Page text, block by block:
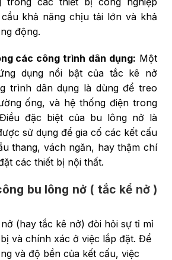
khả năng chịu tải lớn và khả
động.
các công trình dân dụng: Một
dụng nổi bật của tắc kê nở
trình dân dụng là dùng để treo
ống, và hệ thống điện trong
đặc biệt của bu lông nở là
sử dụng để gia cố các kết cấu
thang, vách ngăn, hay thậm chí
các thiết bị nội thất.
bu lông nở ( tắc kể nở )
(hay tắc kê nở) đòi hỏi sự tỉ mỉ
và chính xác ở việc lắp đặt. Để
và độ bền của kết cấu, việc